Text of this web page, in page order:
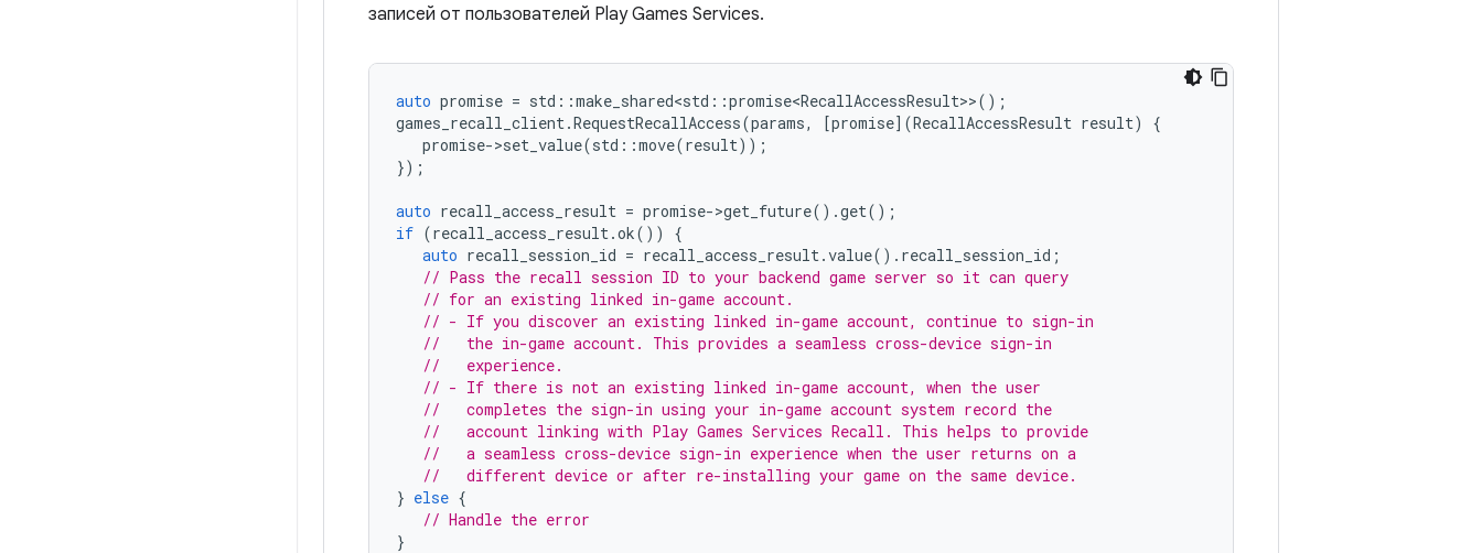
записей от пользователей Play Games Services.
auto promise = std ::make_shared<std ::promise<RecallAccessResult>>();
games_recall_client.RequestRecallAccess(params, [promise](RecallAccessResult result)
{
promise->set_value(std ::move(result));
});
auto recall_access_result = promise->get_future().get();
if (recall_access_result.ok())
{
auto recall_session_id = recall_access_result.value(). recall_session_id ;
// Pass the recall session ID to your backend game server so it can query
// for an existing linked in-game account.
// - If you discover an existing linked in-game account, continue to sign-in
//   the in-game account. This provides a seamless cross-device sign-in
//   experience.
// - If there is not an existing linked in-game account, when the user
//   completes the sign-in using your in-game account system record the
//   account linking with Play Games Services Recall. This helps to provide
//   a seamless cross-device sign-in experience when the user returns on a
//   different device or after re-installing your game on the same device.
} else {
// Handle the error
}